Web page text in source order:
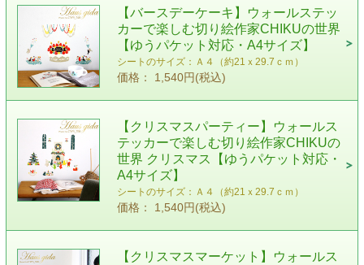
【バースデーケーキ】ウォールステッ
カーで楽しむ切り絵作家CHIKUの世界
【ゆうパケット対応・A4サイズ】
シートのサイズ：Ａ４（約21ｘ29.7ｃｍ）
価格： 1,540円(税込)
【クリスマスパーティー】ウォールス
テッカーで楽しむ切り絵作家CHIKUの
世界 クリスマス【ゆうパケット対応・
A4サイズ】
シートのサイズ：Ａ４（約21ｘ29.7ｃｍ）
価格： 1,540円(税込)
【クリスマスマーケット】ウォールス